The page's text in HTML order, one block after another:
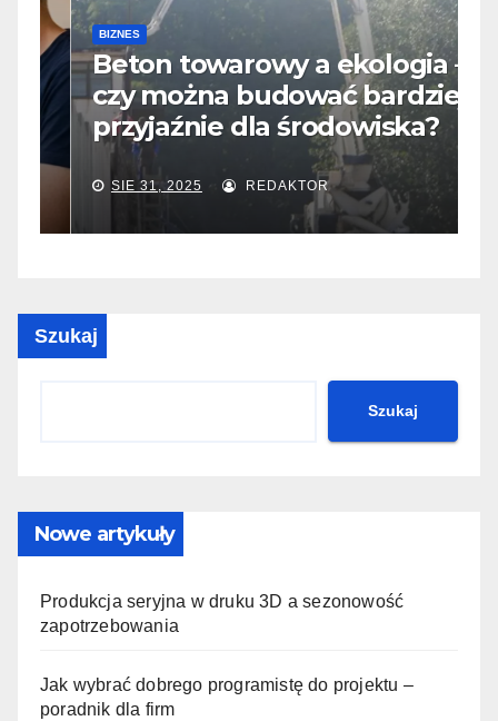
BIZNES
Beton towarowy a ekologia –
czy można budować bardziej
przyjaźnie dla środowiska?
SIE 31, 2025 REDAKTOR
Szukaj
Szukaj
Nowe artykuły
Produkcja seryjna w druku 3D a sezonowość
zapotrzebowania
Jak wybrać dobrego programistę do projektu –
poradnik dla firm